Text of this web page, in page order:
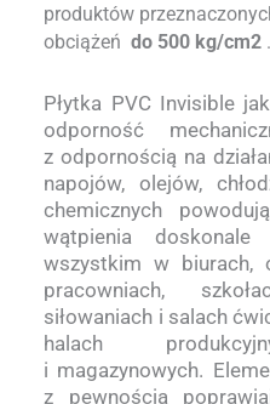
produktów
obciążeń do 500 kg/cm2 .
Płytka PVC Invisible
odporność
z odpornością na
napojów, olejów,
chemicznych
wątpienia
wszystkim w biurach,
pracowniach,
siłowaniach i salach
halach
i magazynowych.
z pewnością